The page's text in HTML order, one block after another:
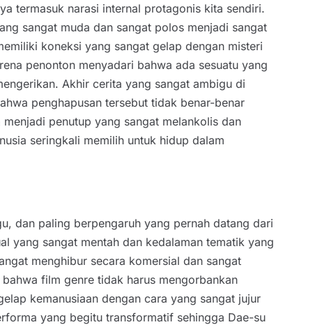
termasuk narasi internal protagonis kita sendiri.
sangat muda dan sangat polos menjadi sangat
koneksi yang sangat gelap dengan misteri
penonton menyadari bahwa ada sesuatu yang
Akhir cerita yang sangat ambigu di
penghapusan tersebut tidak benar-benar
penutup yang sangat melankolis dan
seringkali memilih untuk hidup dalam
dan paling berpengaruh yang pernah datang dari
yang sangat mentah dan kedalaman tematik yang
menghibur secara komersial dan sangat
film genre tidak harus mengorbankan
kemanusiaan dengan cara yang sangat jujur
yang begitu transformatif sehingga Dae-su